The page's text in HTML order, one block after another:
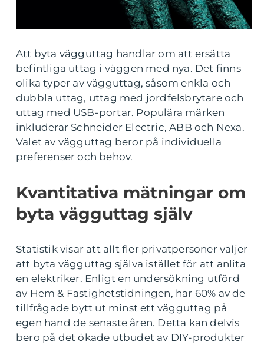
Att byta vägguttag handlar om att ersätta
befintliga uttag i väggen med nya. Det finns
olika typer av vägguttag, såsom enkla och
dubbla uttag, uttag med jordfelsbrytare och
uttag med USB-portar. Populära märken
inkluderar Schneider Electric, ABB och Nexa.
Valet av vägguttag beror på individuella
preferenser och behov.
Kvantitativa mätningar om
byta vägguttag själv
Statistik visar att allt fler privatpersoner väljer
att byta vägguttag själva istället för att anlita
en elektriker. Enligt en undersökning utförd
av Hem & Fastighetstidningen, har 60% av de
tillfrågade bytt ut minst ett vägguttag på
egen hand de senaste åren. Detta kan delvis
bero på det ökade utbudet av DIY-produkter